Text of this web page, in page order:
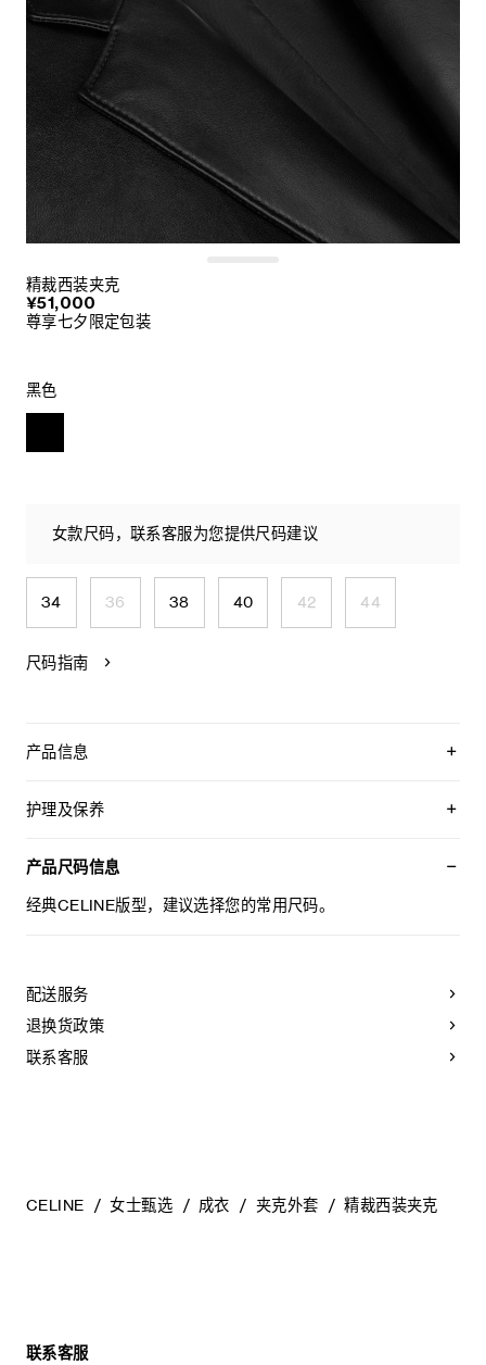
精裁西装夹克
¥51,000
尊享七夕限定包装
黑色
女款尺码，联系客服为您提供尺码建议
34 36 38 40 42 44
尺码指南
产品信息
衬里：51%莫代尔纤维，49%粘纤
平驳领
2个翻盖口袋
内侧口袋
意大利制造
护理及保养
仅使用不含漂白剂的洗衣产品。
不可熨烫。
产品尺码信息
经典CELINE版型，建议选择您的常用尺码。
配送服务
退换货政策
联系客服
CELINE 女士甄选 成衣 夹克外套 精裁西装夹克
联系客服